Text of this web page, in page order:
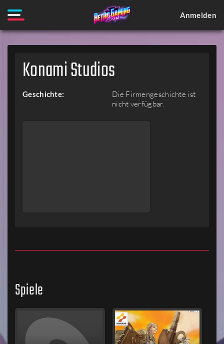
Anmelden
Konami Studios
Geschichte:
Die Firmengeschichte ist
nicht verfügbar.
Spiele